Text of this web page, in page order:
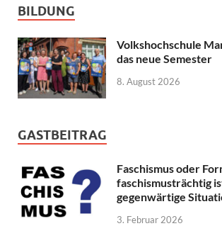
BILDUNG
Volkshochschule
das neue Semester
8. August 2026
GASTBEITRAG
Faschismus oder
faschismusträchtig
gegenwärtige
3. Februar 2026